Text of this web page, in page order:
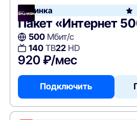
Новинка
Пакет «Интернет
500Мбит/с
140ТВ22HD
920 ₽/мес
Подключить